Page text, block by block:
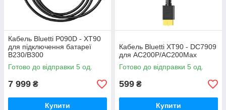
Кабель Bluetti P090D - XT90
для підключення батареї
B230/B300
Готово до відправки 5 од.
7 999 ₴
Купити
Кабель Bluetti XT90 - DC7909
для AC200P/AC200Max
Готово до відправки 5 од.
599 ₴
Купити